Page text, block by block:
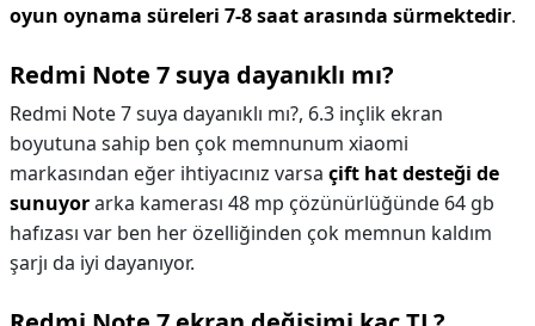
oyun oynama süreleri 7-8 saat arasında sürmektedir.
Redmi Note 7 suya dayanıklı mı?
Redmi Note 7 suya dayanıklı mı?, 6.3 inçlik ekran
boyutuna sahip ben çok memnunum xiaomi
markasından eğer ihtiyacınız varsa çift hat desteği de
sunuyorarka kamerası 48 mp çözünürlüğünde 64 gb
hafızası var ben her özelliğinden çok memnun kaldım
şarjı da iyi dayanıyor.